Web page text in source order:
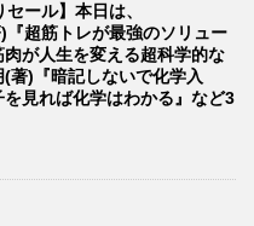
ール】本日は、
超筋トレが最強のソリュー
が人生を変える超科学的な
著)『暗記しないで化学入
見れば化学はわかる』など3